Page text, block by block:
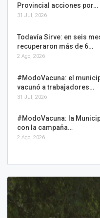
Provincial acciones por…
31 Jul, 2026
Todavía Sirve: en seis
recuperaron más de 6…
2 Ago, 2026
#ModoVacuna: el
vacunó a trabajadores…
31 Jul, 2026
#ModoVacuna: la
con la campaña…
2 Ago, 2026